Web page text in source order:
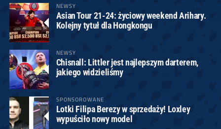
NEWSY
Asian Tour 21-24: życiowy weekend Arihary.
Kolejny tytuł dla Hongkongu
NEWSY
Chisnall: Littler jest najlepszym darterem,
jakiego widzieliśmy
SPONSOROWANE
Lotki Filipa Berezy w sprzedaży! Loxley
wypuściło nowy model